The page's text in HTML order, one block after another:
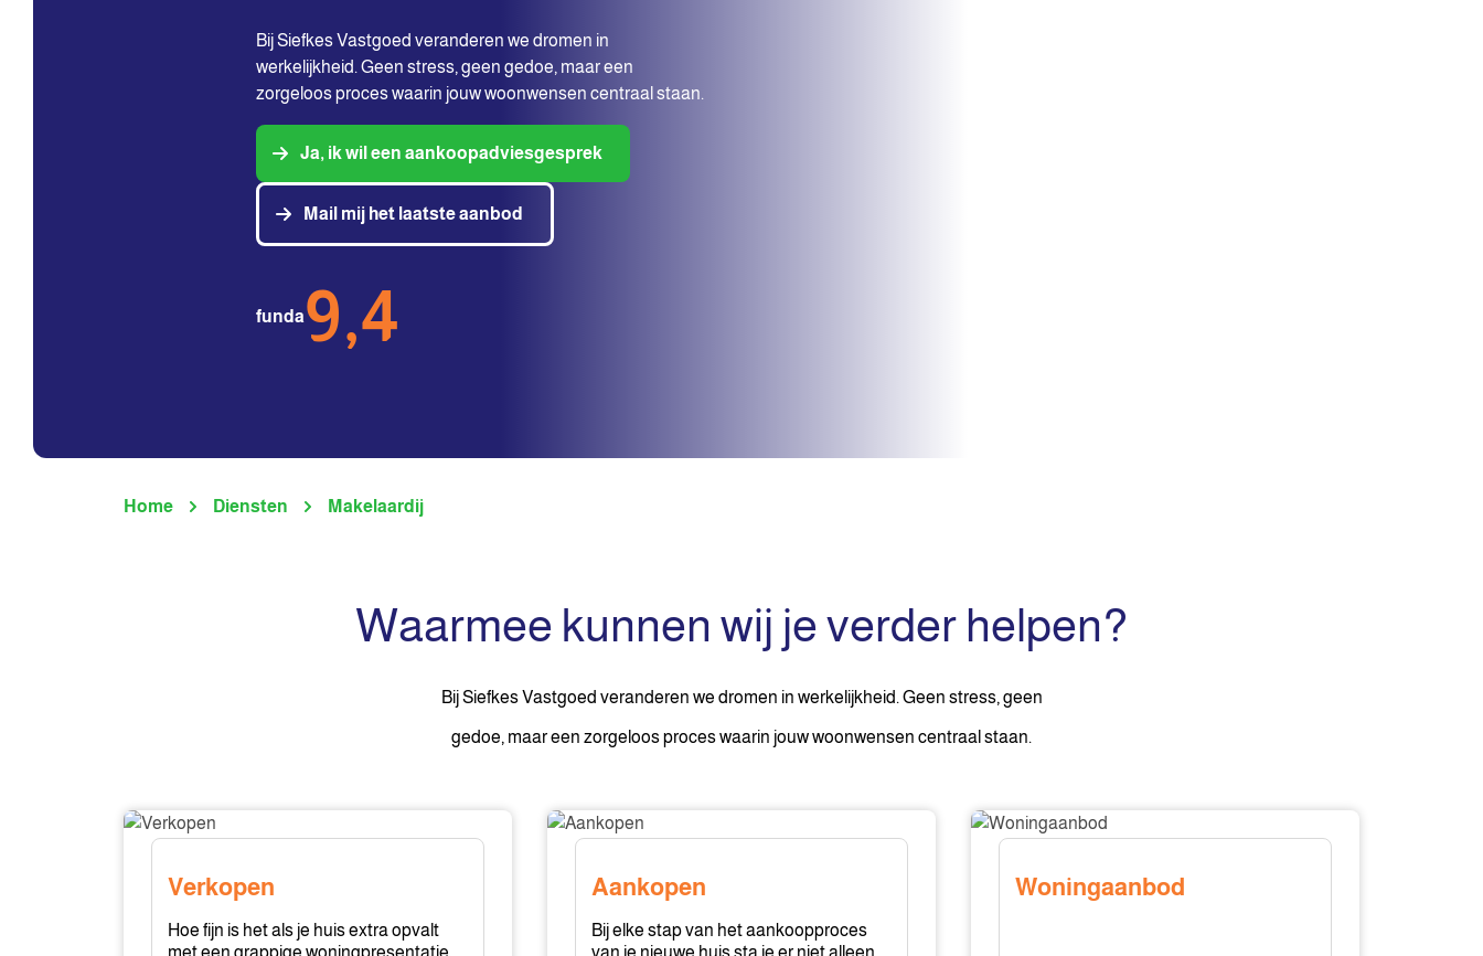
Bij Siefkes Vastgoed veranderen we dromen in
werkelijkheid. Geen stress, geen gedoe, maar een
zorgeloos proces waarin jouw woonwensen centraal staan.
Ja, ik wil een aankoopadviesgesprek
Mail mij het laatste aanbod
funda9,4
Home Diensten Makelaardij
Waarmee kunnen wij je verder helpen?
Bij Siefkes Vastgoed veranderen we dromen in werkelijkheid. Geen stress, geen
gedoe, maar een zorgeloos proces waarin jouw woonwensen centraal staan.
Verkopen
Verkopen
Hoe fijn is het als je huis extra opvalt
met een grappige woningpresentatie.
Aankopen
Aankopen
Bij elke stap van het aankoopproces
van je nieuwe huis sta je er niet alleen
Woningaanbod
Woningaanbod